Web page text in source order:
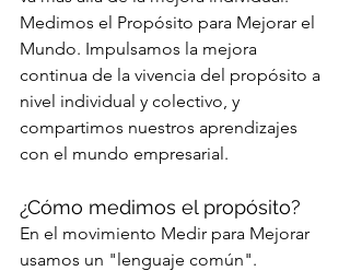
Medimos el Propósito para Mejorar el
Mundo. Impulsamos la mejora
continua de la vivencia del propósito a
nivel individual y colectivo, y
compartimos nuestros aprendizajes
con el mundo empresarial.
¿Cómo medimos el propósito?
En el movimiento Medir para Mejorar
usamos un "lenguaje común".